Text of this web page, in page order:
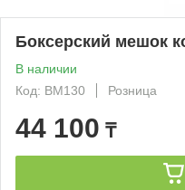
Боксерский мешок
В наличии
Код: BM130
Розница
44 100 ₸